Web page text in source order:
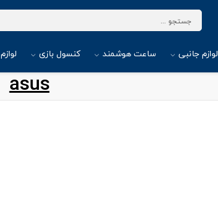
لوازم جانبی ساعت هوشمند کنسول بازی
asus